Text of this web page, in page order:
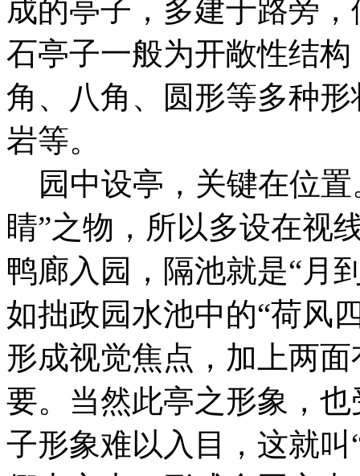
成的亭子，多建于路旁
石亭子一般为开敞性结
角、八角、圆形等多种
岩等。
园中设亭，关键在位置
睛”之物，所以多设在视
鸭廊入园，隔池就是“月
如拙政园水池中的“荷风
形成视觉焦点，加上两
要。当然此亭之形象，
子形象难以入目，这就